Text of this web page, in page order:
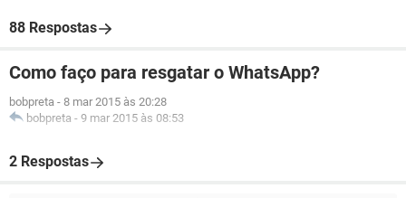
88 Respostas
Como faço para resgatar o WhatsApp?
bobpreta - 8 mar 2015 às 20:28
bobpreta - 9 mar 2015 às 08:53
2 Respostas